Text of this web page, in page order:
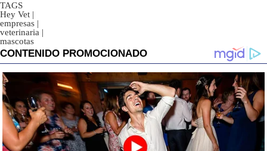
TAGS
Hey Vet |
empresas |
veterinaria |
mascotas